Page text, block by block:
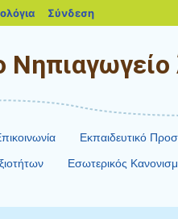
Εκπαιδευτικό
Εσωτερικός
blogs.sch.gr
Σύνδεση